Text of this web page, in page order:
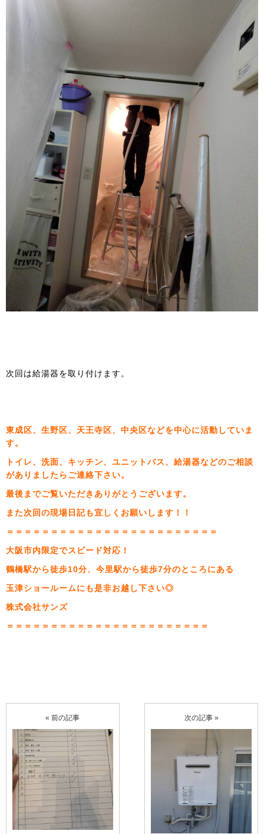
次回は給湯器を取り付けます。
東成区、生野区、天王寺区、中央区などを中心に活動していま
す。
トイレ、洗面、キッチン、ユニットバス、給湯器などのご相談
がありましたらご連絡下さい。
最後までご覧いただきありがとうございます。
また次回の現場日記も宜しくお願いします！！
＝＝＝＝＝＝＝＝＝＝＝＝＝＝＝＝＝＝＝＝＝＝＝＝
大阪市内限定でスピード対応！
鶴橋駅から徒歩10分、今里駅から徒歩7分のところにある
玉津ショールームにも是非お越し下さい◎
株式会社サンズ
＝＝＝＝＝＝＝＝＝＝＝＝＝＝＝＝＝＝＝＝＝＝＝
« 前の記事 次の記事 »